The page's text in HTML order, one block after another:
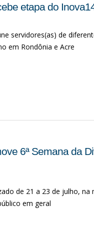
etapa do
servidores(as) de
em Rondônia e Acre
6ª Semana da
de 21 a 23 de julho,
em geral